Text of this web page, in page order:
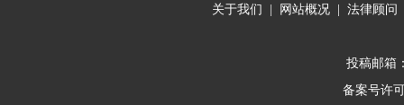
关于我们 网站概况| 法律顾问
投稿邮箱
备案号许